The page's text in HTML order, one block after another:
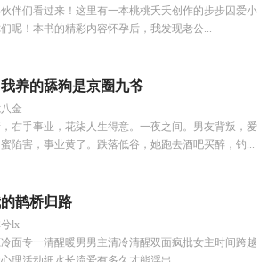
伴们看过来！这里有一本桃桃夭夭创作的步步囚爱小
呢！本书的精彩内容怀孕后，我发现老公...
养的舔狗是京圈九爷
金
右手事业，花柒人生得意。一夜之间。男友背叛，爱
陷害，事业黄了。跌落低谷，她跑去酒吧买醉，钓...
鹊桥归路
lx
面专一清醒暖男男主清冷清醒双面疯批女主时间跨越